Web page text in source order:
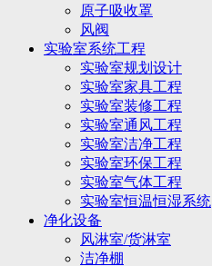
原子吸收罩
风阀
实验室系统工程
实验室规划设计
实验室家具工程
实验室装修工程
实验室通风工程
实验室洁净工程
实验室环保工程
实验室气体工程
实验室恒温恒湿系统
净化设备
风淋室/货淋室
洁净棚